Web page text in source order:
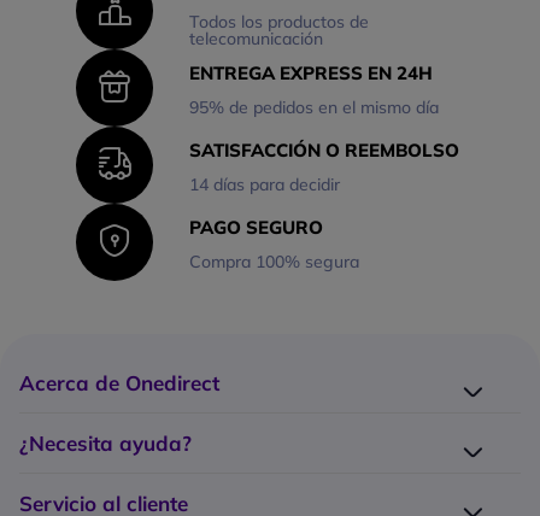
Todos los productos de
telecomunicación
ENTREGA EXPRESS EN 24H
95% de pedidos en el mismo día
SATISFACCIÓN O REEMBOLSO
14 días para decidir
PAGO SEGURO
Compra 100% segura
Acerca de Onedirect
Los 10 puntos fuertes Onedirect
Trabaje con nosotros
¿Necesita ayuda?
Servicio al cliente